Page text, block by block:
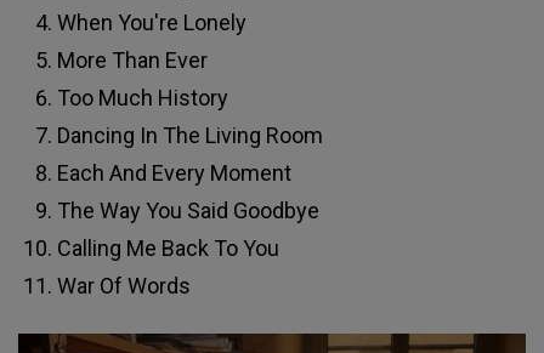
When You're Lonely
More Than Ever
Too Much History
Dancing In The Living Room
Each And Every Moment
The Way You Said Goodbye
Calling Me Back To You
War Of Words